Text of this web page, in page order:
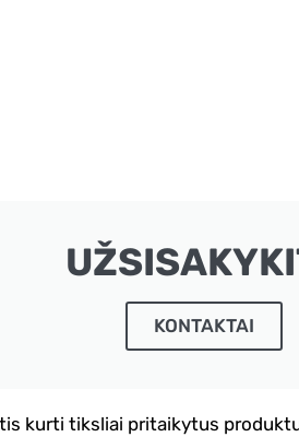
KONTAKTAI
kurti tiksliai pritaikytus